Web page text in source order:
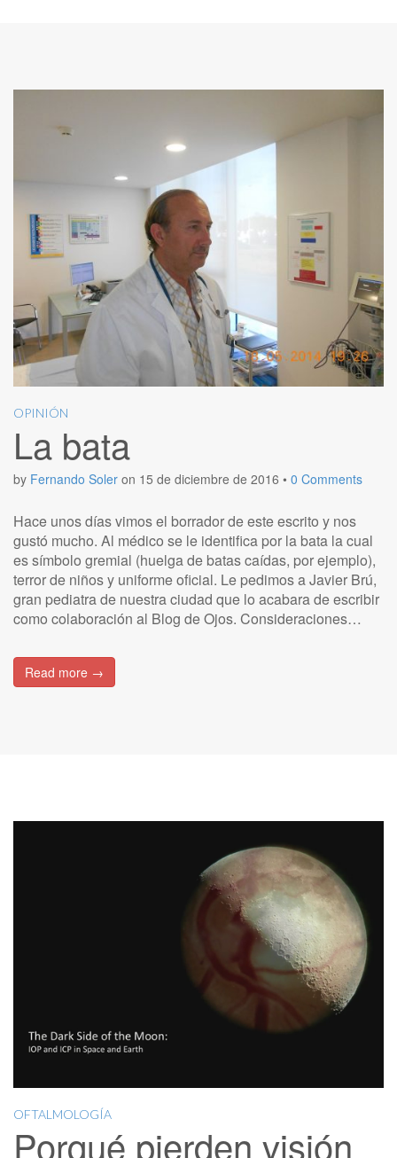
OPINIÓN
La bata
by Fernando Soler on 15 de diciembre de 2016 • 0 Comments
Hace unos días vimos el borrador de este escrito y nos
gustó mucho. Al médico se le identifica por la bata la cual
es símbolo gremial (huelga de batas caídas, por ejemplo),
terror de niños y uniforme oficial. Le pedimos a Javier Brú,
gran pediatra de nuestra ciudad que lo acabara de escribir
como colaboración al Blog de Ojos. Consideraciones…
Read more →
OFTALMOLOGÍA
Porqué pierden visión